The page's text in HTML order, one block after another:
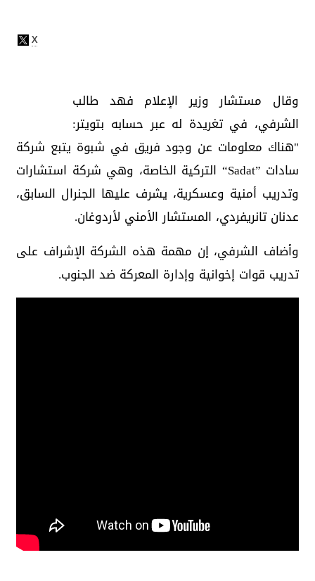
وقال مستشار وزير الإعلام فهد طالب
الشرفي، في تغريدة له عبر حسابه بتويتر:
"هناك معلومات عن وجود فريق في ‎شبوة يتبع شركة
سادات ”Sadat“ التركية الخاصة، وهي شركة استشارات
وتدريب أمنية وعسكرية، يشرف عليها الجنرال السابق،
عدنان تانريفردي، المستشار الأمني لأردوغان.
وأضاف الشرفي، إن مهمة هذه الشركة الإشراف على
تدريب قوات إخوانية وإدارة المعركة ضد الجنوب.